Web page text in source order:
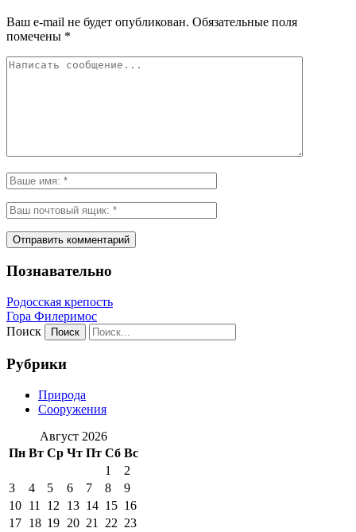
Ваш e-mail не будет опубликован. Обязательные поля
помечены *
Познавательно
Родосская крепость
Гора Филеримос
Поиск
Рубрики
Природа
Сооружения
Август 2026
Пн Вт Ср Чт Пт Сб Вс
1
2
3
4 5 6 7 8
9
10 11 12 13 14 15 16
17 18 19 20 21 22 23